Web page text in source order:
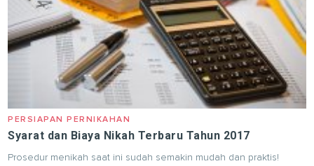
PERSIAPAN PERNIKAHAN
Syarat dan Biaya Nikah Terbaru Tahun 2017
Prosedur menikah saat ini sudah semakin mudah dan praktis!